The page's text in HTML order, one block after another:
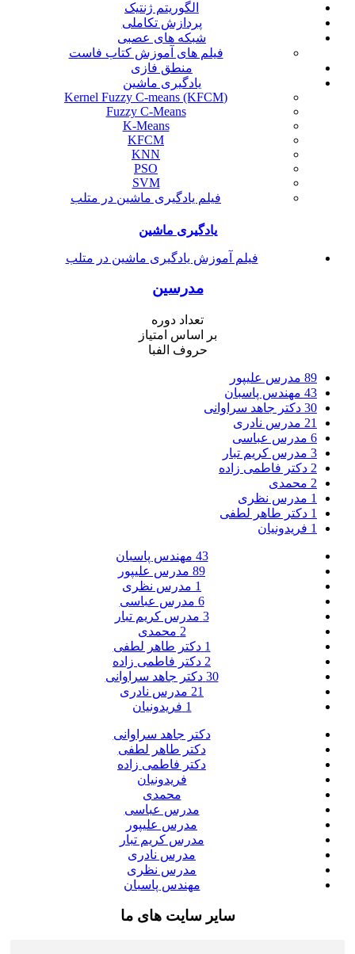
الگوریتم ژنتیک
پردازش تکاملی
شبکه های عصبی
فیلم های آموزش کتاب فاست
منطق فازی
یادگیری ماشین
(Kernel Fuzzy C-means (KFCM
Fuzzy C-Means
K-Means
KFCM
KNN
PSO
SVM
فیلم یادگیری ماشین در متلب
یادگیری ماشین
فیلم آموزش یادگیری ماشین در متلب
مدرسین
تعداد دوره
بر اساس امتیاز
حروف الفبا
89 مدرس علیپور
43 مهندس پاسبان
30 دکتر جاهد سراوانی
21 مدرس نادری
6 مدرس عباسی
3 مدرس کریم تبار
2 دکتر فاطمی زاده
2 محمدی
1 مدرس نظری
1 دکتر طاهر لطفی
1 فریدونیان
43 مهندس پاسبان
89 مدرس علیپور
1 مدرس نظری
6 مدرس عباسی
3 مدرس کریم تبار
2 محمدی
1 دکتر طاهر لطفی
2 دکتر فاطمی زاده
30 دکتر جاهد سراوانی
21 مدرس نادری
1 فریدونیان
دکتر جاهد سراوانی
دکتر طاهر لطفی
دکتر فاطمی زاده
فریدونیان
محمدی
مدرس عباسی
مدرس علیپور
مدرس کریم تبار
مدرس نادری
مدرس نظری
مهندس پاسبان
سایر سایت های ما